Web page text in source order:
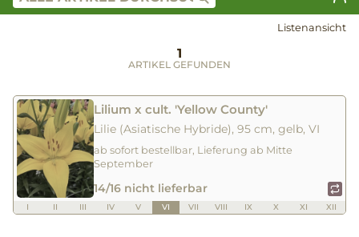
Listenansicht
1
ARTIKEL GEFUNDEN
Lilium x cult. 'Yellow County'
Lilie (Asiatische Hybride), 95 cm, gelb, VI
ab sofort bestellbar, Lieferung ab Mitte
September
14/16 nicht lieferbar
I II III IV V VI VII VIII IX X XI XII